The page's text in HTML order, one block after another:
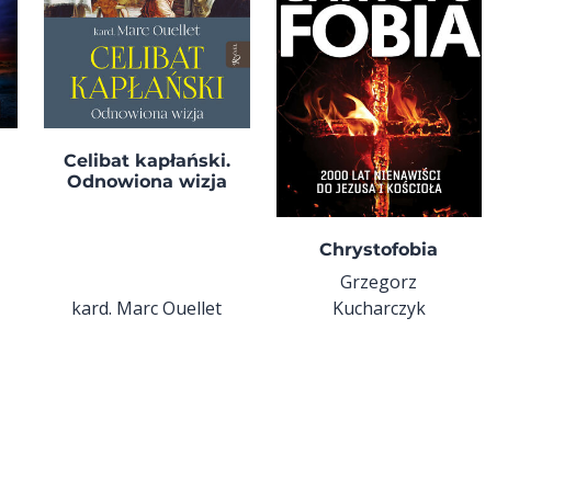
Celibat kapłański.
Odnowiona wizja
kard. Marc Ouellet
Chrystofobia
Grzegorz
Kucharczyk